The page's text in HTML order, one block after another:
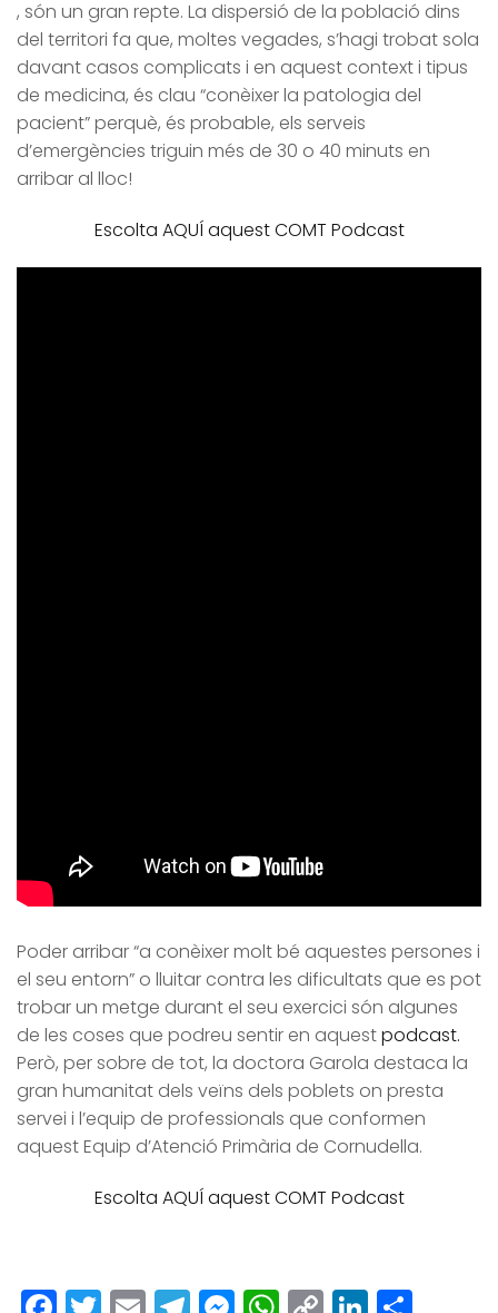
, són un gran repte. La dispersió de la població dins
del territori fa que, moltes vegades, s’hagi trobat sola
davant casos complicats i en aquest context i tipus
de medicina, és clau “conèixer la patologia del
pacient” perquè, és probable, els serveis
d’emergències triguin més de 30 o 40 minuts en
arribar al lloc!
Escolta AQUÍ aquest COMT Podcast
Poder arribar “a conèixer molt bé aquestes persones i
el seu entorn” o lluitar contra les dificultats que es pot
trobar un metge durant el seu exercici són algunes
de les coses que podreu sentir en aquestpodcast.
Però, per sobre de tot, la doctora Garola destaca la
gran humanitat dels veïns dels poblets on presta
servei i l’equip de professionals que conformen
aquest Equip d’Atenció Primària de Cornudella.
Escolta AQUÍ aquest COMT Podcast